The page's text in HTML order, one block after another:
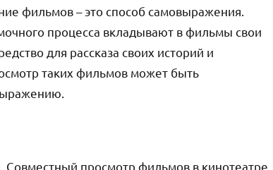
фильмов – это способ самовыражения.
процесса вкладывают в фильмы свои
для рассказа своих историй и
таких фильмов может быть
просмотр фильмов в кинотеатре